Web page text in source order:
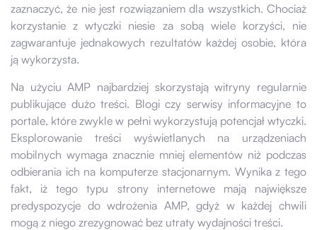
zaznaczyć, że nie jest rozwiązaniem dla wszystkich. Chociaż
korzystanie z wtyczki niesie za sobą wiele korzyści, nie
zagwarantuje jednakowych rezultatów każdej osobie, która
ją wykorzysta.
Na użyciu AMP najbardziej skorzystają witryny regularnie
publikujące dużo treści. Blogi czy serwisy informacyjne to
portale, które zwykle w pełni wykorzystują potencjał wtyczki.
Eksplorowanie treści wyświetlanych na urządzeniach
mobilnych wymaga znacznie mniej elementów niż podczas
odbierania ich na komputerze stacjonarnym. Wynika z tego
fakt, iż ​​tego typu strony internetowe mają największe
predyspozycje do wdrożenia AMP, gdyż w każdej chwili
mogą z niego zrezygnować bez utraty wydajności treści.